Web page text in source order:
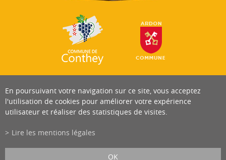
En poursuivant votre navigation sur ce site, vous acceptez
l'utilisation de cookies pour améliorer votre expérience
utilisateur et réaliser des statistiques de visites.
Lire les mentions légales
OK